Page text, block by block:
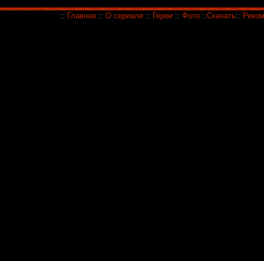
:: Главная :: О сериале :: Герои :: Фото ::Скачать::